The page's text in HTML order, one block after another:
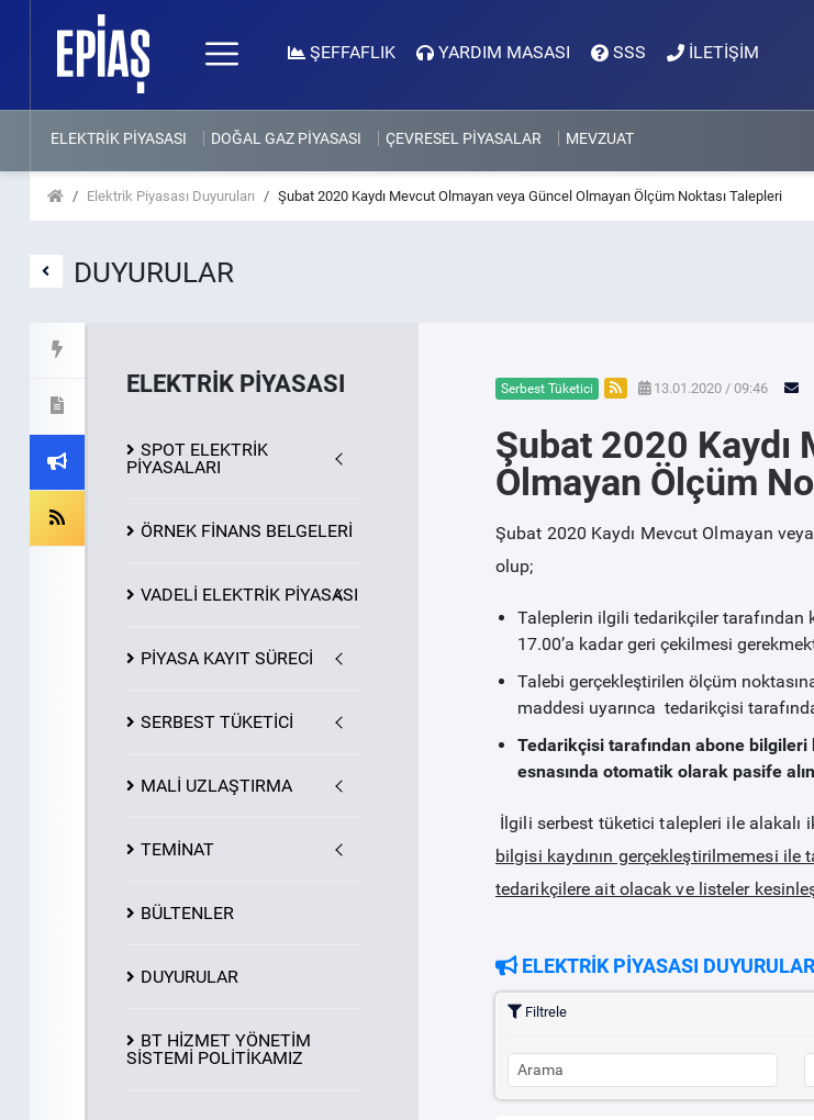
ŞEFFAFLIK YARDIM MASASI SSS İLETİŞİM
ELEKTRİK PİYASASI DOĞAL GAZ PİYASASI ÇEVRESEL PİYASALAR MEVZUAT
Elektrik Piyasası Duyuruları Şubat 2020 Kaydı Mevcut Olmayan veya Güncel Olmayan Ölçüm Noktası Talepleri
DUYURULAR
ELEKTRİK PİYASASI
SPOT ELEKTRİK
PİYASALARI
ÖRNEK FİNANS BELGELERİ
VADELİ ELEKTRİK PİYASASI
PİYASAKAYIT SÜRECİ
SERBEST TÜKETİCİ
MALİ UZLAŞTIRMA
TEMİNAT
BÜLTENLER
DUYURULAR
BT HİZMET YÖNETİM
SİSTEMİ POLİTİKAMIZ
Serbest Tüketici 13.01.2020 / 09:46
Şubat 2020 Kaydı
Olmayan Ölçüm
Şubat 2020 Kaydı Mevcut Olmayan
olup;
Taleplerin ilgili tedarikçiler
17.00’a kadar geri çekilmesi
Talebi gerçekleştirilen ölçüm
maddesi uyarınca tedarikçisi
Tedarikçisi tarafından abone bilgileri
esnasında otomatik olarak pasife
İlgili serbest tüketici talepleri ile alakalı
bilgisi kaydının gerçekleştirilmemesi
tedarikçilere ait olacak ve listeler
ELEKTRİK PİYASASI
Filtrele